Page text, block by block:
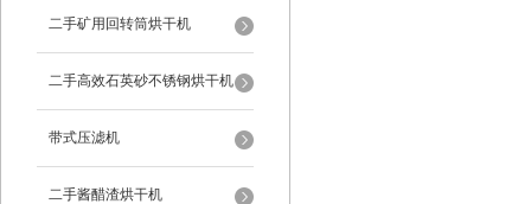
二手矿用回转筒烘干机
二手高效石英砂不锈钢烘干机
带式压滤机
二手酱醋渣烘干机